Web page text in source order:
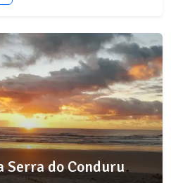
Serra do Conduru